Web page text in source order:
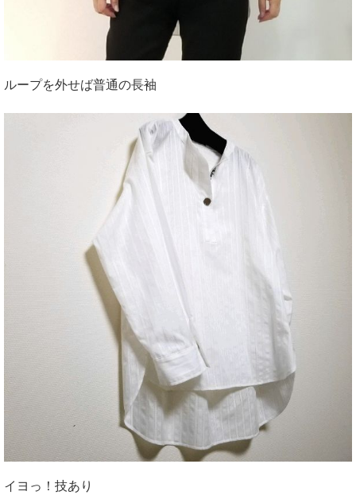
ループを外せば普通の長袖
イヨっ！技あり